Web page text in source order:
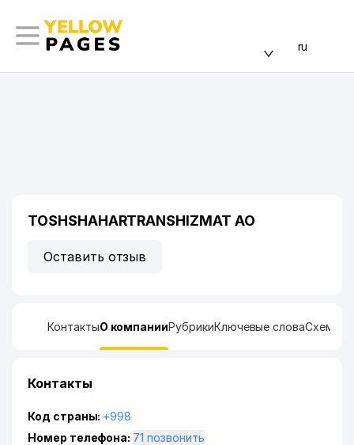
ru
TOSHSHAHARTRANSHIZMAT АО
Оставить отзыв
КонтактыО компанииРубрикиКлючевые словаСхема
Контакты
Код страны: +998
Номер телефона:
71 позвонить